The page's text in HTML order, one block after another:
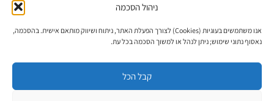
ניהול הסכמה
אנו משתמשים בעוגיות (Cookies) לצורך הפעלת האתר, ניתוח ושיווק מותאם אישית. בהסכמה,
נאסוף נתוני שימוש; ניתן לנהל או למשוך הסכמה בכל עת.
קבל הכל
מי אנחנו?
עדכונים וחדשות: